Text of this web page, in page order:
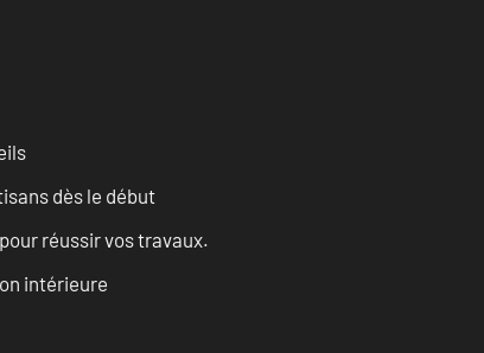
dès le début
réussir vos travaux.
intérieure